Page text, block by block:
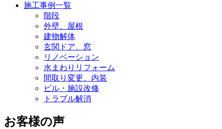
施工事例一覧
階段
外壁、屋根
建物解体
玄関ドア、窓
リノベーション
水まわりリフォーム
間取り変更、内装
ビル・施設改修
トラブル解消
お客様の声